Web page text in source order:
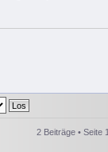
2 Beiträge • Seite 1